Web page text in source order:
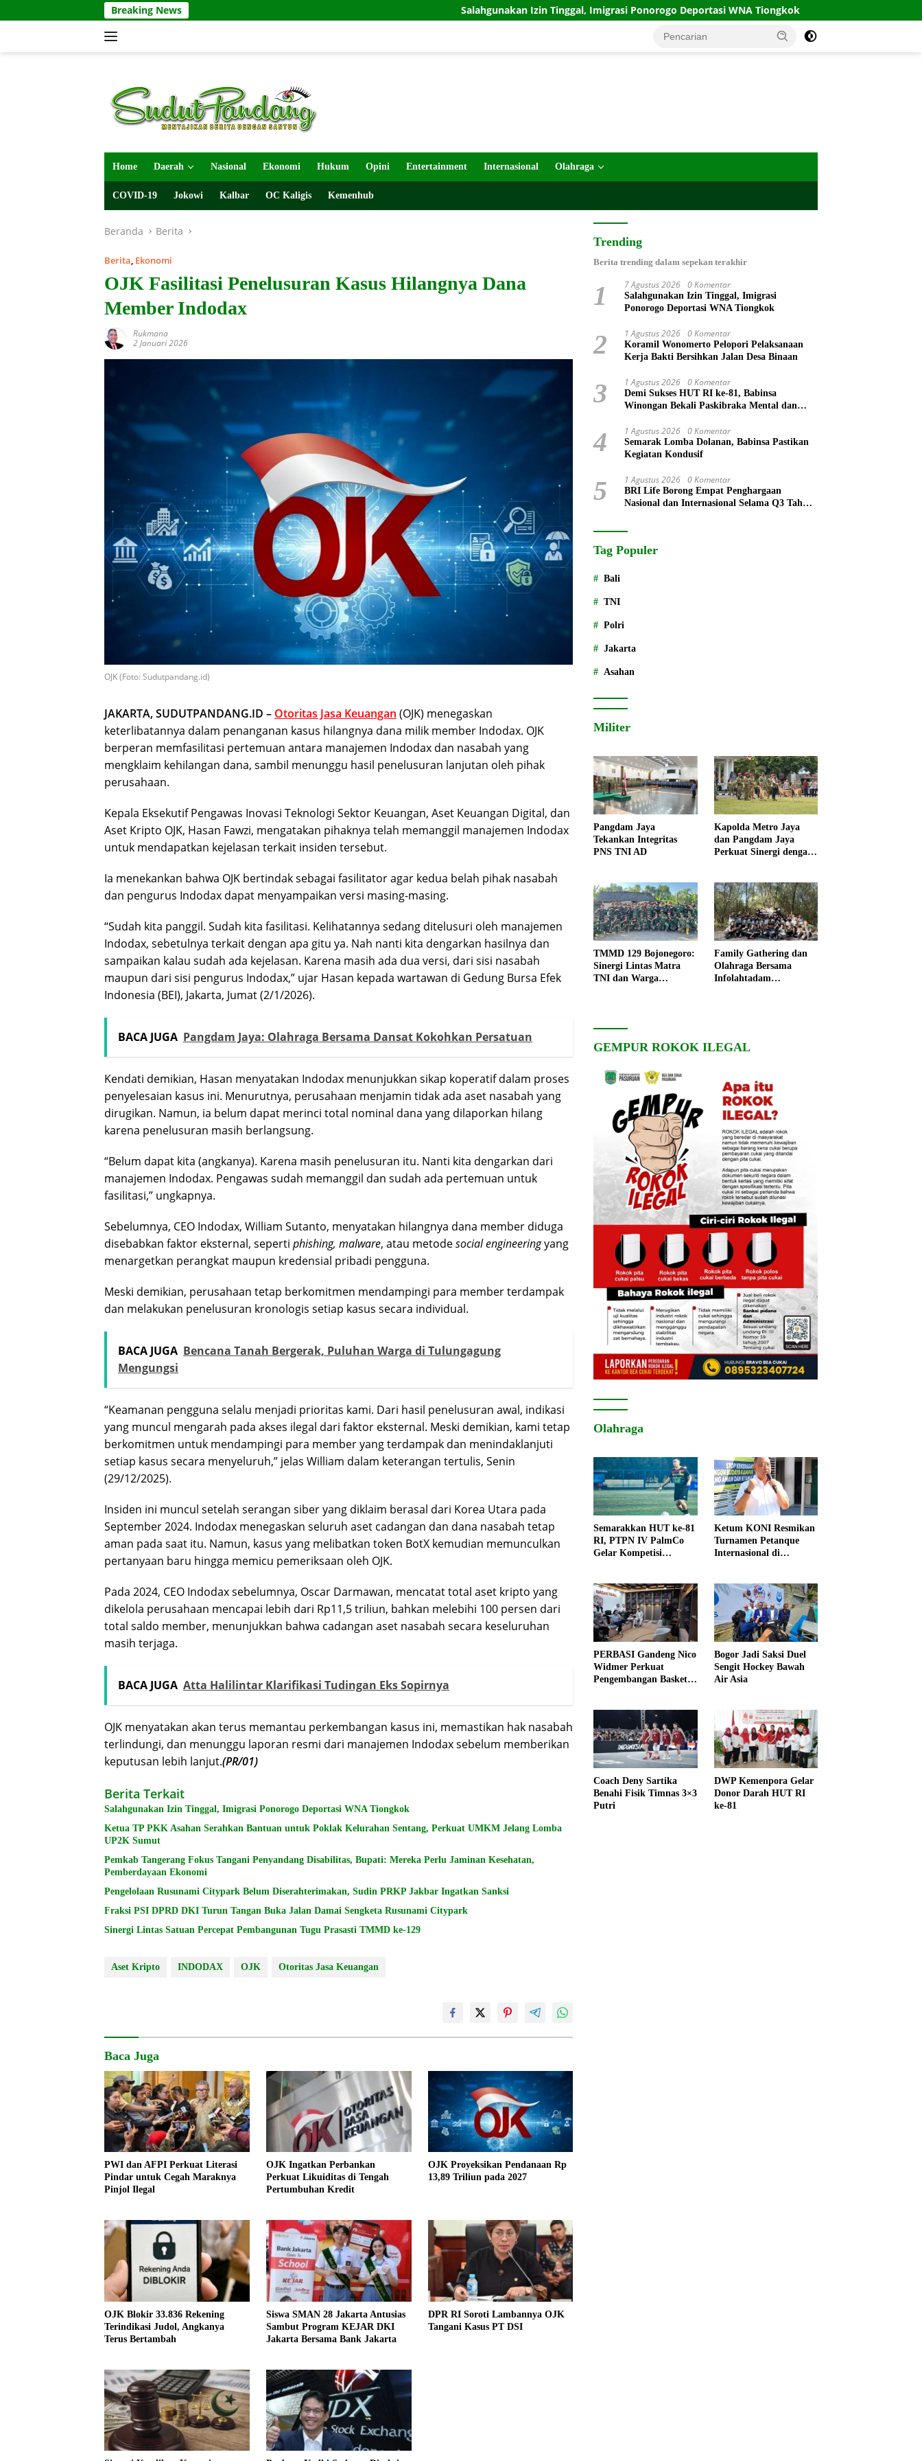
ke
Breaking News Salahgunakan Izin Tinggal, Imigrasi Ponorogo Deportasi WNA Tiongkok Ketua TP PKK Asahan Serahkan
Home Daerah Nasional Ekonomi Hukum Opini Entertainment Internasional Olahraga
COVID-19 Jokowi Kalbar OC Kaligis Kemenhub
Beranda Berita
Berita, Ekonomi
OJK Fasilitasi Penelusuran Kasus Hilangnya Dana
Member Indodax
Rukmana
2 Januari 2026
OJK (Foto: Sudutpandang.id)
JAKARTA, SUDUTPANDANG.ID – Otoritas Jasa Keuangan (OJK) menegaskan
keterlibatannya dalam penanganan kasus hilangnya dana milik member Indodax. OJK
berperan memfasilitasi pertemuan antara manajemen Indodax dan nasabah yang
mengklaim kehilangan dana, sambil menunggu hasil penelusuran lanjutan oleh pihak
perusahaan.
Kepala Eksekutif Pengawas Inovasi Teknologi Sektor Keuangan, Aset Keuangan Digital, dan
Aset Kripto OJK, Hasan Fawzi, mengatakan pihaknya telah memanggil manajemen Indodax
untuk mendapatkan kejelasan terkait insiden tersebut.
Ia menekankan bahwa OJK bertindak sebagai fasilitator agar kedua belah pihak nasabah
dan pengurus Indodax dapat menyampaikan versi masing-masing.
“Sudah kita panggil. Sudah kita fasilitasi. Kelihatannya sedang ditelusuri oleh manajemen
Indodax, sebetulnya terkait dengan apa gitu ya. Nah nanti kita dengarkan hasilnya dan
sampaikan kalau sudah ada kejelasan. Karena masih ada dua versi, dari sisi nasabah
maupun dari sisi pengurus Indodax,” ujar Hasan kepada wartawan di Gedung Bursa Efek
Indonesia (BEI), Jakarta, Jumat (2/1/2026).
BACA JUGA Pangdam Jaya: Olahraga Bersama Dansat Kokohkan Persatuan
Kendati demikian, Hasan menyatakan Indodax menunjukkan sikap koperatif dalam proses
penyelesaian kasus ini. Menurutnya, perusahaan menjamin tidak ada aset nasabah yang
dirugikan. Namun, ia belum dapat merinci total nominal dana yang dilaporkan hilang
karena penelusuran masih berlangsung.
“Belum dapat kita (angkanya). Karena masih penelusuran itu. Nanti kita dengarkan dari
manajemen Indodax. Pengawas sudah memanggil dan sudah ada pertemuan untuk
fasilitasi,” ungkapnya.
Sebelumnya, CEO Indodax, William Sutanto, menyatakan hilangnya dana member diduga
disebabkan faktor eksternal, seperti phishing, malware, atau metodesocial engineeringyang
menargetkan perangkat maupun kredensial pribadi pengguna.
Meski demikian, perusahaan tetap berkomitmen mendampingi para member terdampak
dan melakukan penelusuran kronologis setiap kasus secara individual.
BACA JUGA Bencana Tanah Bergerak, Puluhan Warga di Tulungagung
Mengungsi
“Keamanan pengguna selalu menjadi prioritas kami. Dari hasil penelusuran awal, indikasi
yang muncul mengarah pada akses ilegal dari faktor eksternal. Meski demikian, kami tetap
berkomitmen untuk mendampingi para member yang terdampak dan menindaklanjuti
setiap kasus secara menyeluruh,” jelas William dalam keterangan tertulis, Senin
(29/12/2025).
Insiden ini muncul setelah serangan siber yang diklaim berasal dari Korea Utara pada
September 2024. Indodax menegaskan seluruh aset cadangan dan dana nasabah tetap
aman pada saat itu. Namun, kasus yang melibatkan token BotX kemudian memunculkan
pertanyaan baru hingga memicu pemeriksaan oleh OJK.
Pada 2024, CEO Indodax sebelumnya, Oscar Darmawan, mencatat total aset kripto yang
dikelola perusahaan mencapai lebih dari Rp11,5 triliun, bahkan melebihi 100 persen dari
total saldo member, menunjukkan bahwa cadangan aset nasabah secara keseluruhan
masih terjaga.
BACA JUGA Atta Halilintar Klarifikasi Tudingan Eks Sopirnya
OJK menyatakan akan terus memantau perkembangan kasus ini, memastikan hak nasabah
terlindungi, dan menunggu laporan resmi dari manajemen Indodax sebelum memberikan
keputusan lebih lanjut.(PR/01)
Berita Terkait
Salahgunakan Izin Tinggal, Imigrasi Ponorogo Deportasi WNA Tiongkok
Ketua TP PKK Asahan Serahkan Bantuan untuk Poklak Kelurahan Sentang, Perkuat UMKM Jelang Lomba
UP2K Sumut
Pemkab Tangerang Fokus Tangani Penyandang Disabilitas, Bupati: Mereka Perlu Jaminan Kesehatan,
Pemberdayaan Ekonomi
Pengelolaan Rusunami Citypark Belum Diserahterimakan, Sudin PRKP Jakbar Ingatkan Sanksi
Fraksi PSI DPRD DKI Turun Tangan Buka Jalan Damai Sengketa Rusunami Citypark
Sinergi Lintas Satuan Percepat Pembangunan Tugu Prasasti TMMD ke-129
Aset Kripto INDODAX OJK Otoritas Jasa Keuangan
Baca Juga
PWI dan AFPI Perkuat Literasi
Pindar untuk Cegah Maraknya
Pinjol Ilegal
OJK Ingatkan Perbankan
Perkuat Likuiditas di Tengah
Pertumbuhan Kredit
OJK Proyeksikan Pendanaan Rp
13,89 Triliun pada 2027
OJK Blokir 33.836 Rekening
Terindikasi Judol, Angkanya
Terus Bertambah
Siswa SMAN 28 Jakarta Antusias
Sambut Program KEJAR DKI
Jakarta Bersama Bank Jakarta
DPR RI Soroti Lambannya OJK
Tangani Kasus PT DSI
Trending
Berita trending dalam sepekan terakhir
1 7 Agustus 2026 0 Komentar
Salahgunakan Izin Tinggal, Imigrasi
Ponorogo Deportasi WNA Tiongkok
2 1 Agustus 2026 0 Komentar
Koramil Wonomerto Pelopori Pelaksanaan
Kerja Bakti Bersihkan Jalan Desa Binaan
3 1 Agustus 2026 0 Komentar
Demi Sukses HUT RI ke-81, Babinsa
Winongan Bekali Paskibraka Mental dan
4 1 Agustus 2026 0 Komentar
Semarak Lomba Dolanan, Babinsa Pastikan
Kegiatan Kondusif
5 1 Agustus 2026 0 Komentar
BRI Life Borong Empat Penghargaan
Nasional dan Internasional Selama Q3 Tahun
Tag Populer
Bali
TNI
Polri
Jakarta
Asahan
Militer
Pangdam Jaya
Tekankan Integritas
PNS TNI AD
Kapolda Metro Jaya
dan Pangdam Jaya
Perkuat Sinergi dengan
TMMD 129 Bojonegoro:
Sinergi Lintas Matra
TNI dan Warga
Family Gathering dan
Olahraga Bersama
Infolahtadam
GEMPUR ROKOK ILEGAL
Olahraga
Semarakkan HUT ke-81
RI, PTPN IV PalmCo
Gelar Kompetisi
Ketum KONI Resmikan
Turnamen Petanque
Internasional di
PERBASI Gandeng Nico
Widmer Perkuat
Pengembangan Basket
Bogor Jadi Saksi Duel
Sengit Hockey Bawah
Air Asia
Coach Deny Sartika
Benahi Fisik Timnas 3×3
Putri
DWP Kemenpora Gelar
Donor Darah HUT RI
ke-81